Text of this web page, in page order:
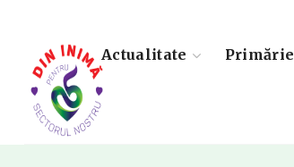
Actualitate Primărie